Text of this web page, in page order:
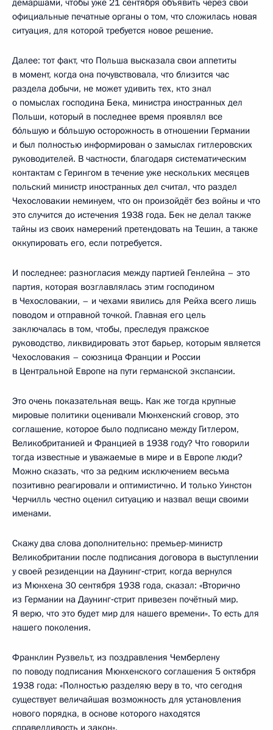
официальные печатные органы о том, что сложилась новая
ситуация, для которой требуется новое решение.
Далее: тот факт, что Польша высказала свои аппетиты
в момент, когда она почувствовала, что близится час
раздела добычи, не может удивить тех, кто знал
о помыслах господина Бека, министра иностранных дел
Польши, который в последнее время проявлял все
бо́льшую и бо́льшую осторожность в отношении Германии
и был полностью информирован о замыслах гитлеровских
руководителей. В частности, благодаря систематическим
контактам с Герингом в течение уже нескольких месяцев
польский министр иностранных дел считал, что раздел
Чехословакии неминуем, что он произойдёт без войны и что
это случится до истечения 1938 года. Бек не делал также
тайны из своих намерений претендовать на Тешин, а также
оккупировать его, если потребуется.
И последнее: разногласия между партией Генлейна – это
партия, которая возглавлялась этим господином
в Чехословакии, – и чехами явились для Рейха всего лишь
поводом и отправной точкой. Главная его цель
заключалась в том, чтобы, преследуя пражское
руководство, ликвидировать этот барьер, которым является
Чехословакия – союзница Франции и России
в Центральной Европе на пути германской экспансии.
Это очень показательная вещь. Как же тогда крупные
мировые политики оценивали Мюнхенский сговор, это
соглашение, которое было подписано между Гитлером,
Великобританией и Францией в 1938 году? Что говорили
тогда известные и уважаемые в мире и в Европе люди?
Можно сказать, что за редким исключением весьма
позитивно реагировали и оптимистично. И только Уинстон
Черчилль честно оценил ситуацию и назвал вещи своими
именами.
Скажу два слова дополнительно: премьер-министр
Великобритании после подписания договора в выступлении
у своей резиденции на Даунинг‑стрит, когда вернулся
из Мюнхена 30 сентября 1938 года, сказал: «Вторично
из Германии на Даунинг‑стрит привезен почётный мир.
Я верю, что это будет мир для нашего времени». То есть для
нашего поколения.
Франклин Рузвельт, из поздравления Чемберлену
по поводу подписания Мюнхенского соглашения 5 октября
1938 года: «Полностью разделяю веру в то, что сегодня
существует величайшая возможность для установления
нового порядка, в основе которого находятся
справедливость и закон».